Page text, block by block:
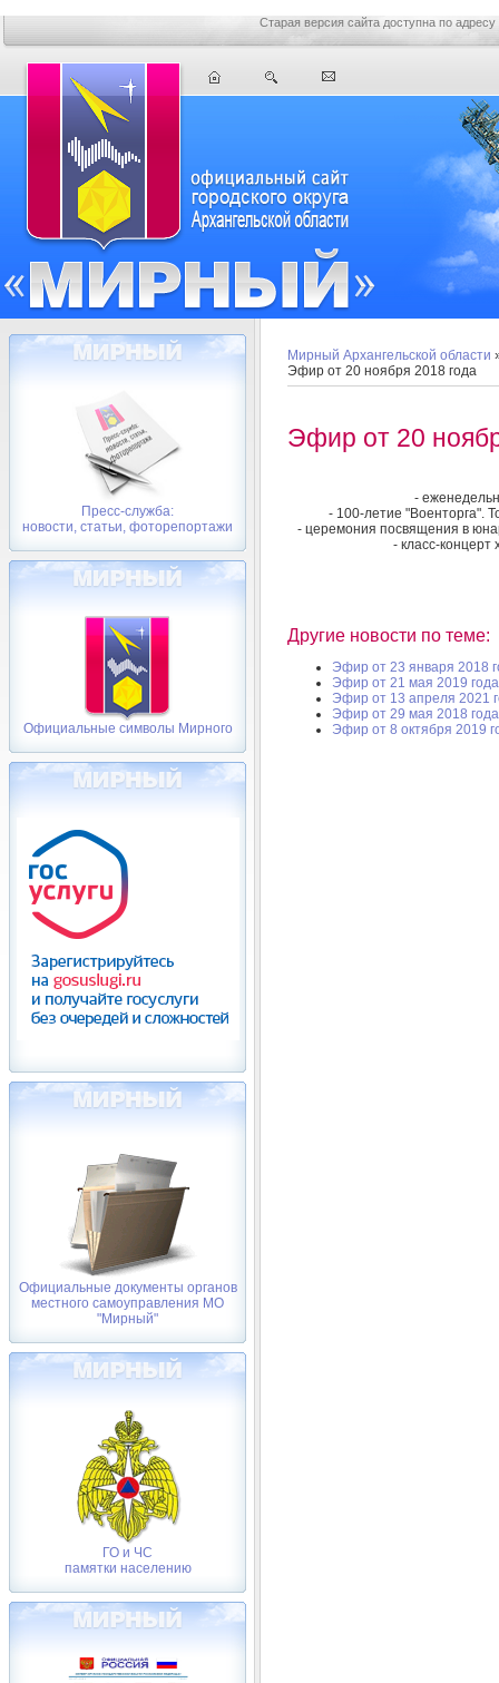
Старая версия сайта доступна по адресу
Пресс-служба:
новости, статьи, фоторепортажи
Официальные символы Мирного
Официальные документы органов
местного самоуправления МО
"Мирный"
ГО и ЧС
памятки населению
Мирный Архангельской области
Эфир от 20 ноября 2018 года
Эфир от 20
-
- 100-летие "Военторга".
- церемония посвящения в
- класс-
Другие новости по теме:
Эфир от 23 января 2018
Эфир от 21 мая 2019 года
Эфир от 13 апреля 2021
Эфир от 29 мая 2018 года
Эфир от 8 октября 2019